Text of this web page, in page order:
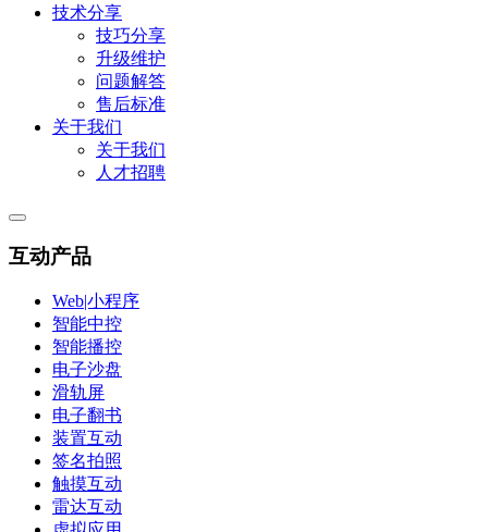
技术分享
技巧分享
升级维护
问题解答
售后标准
关于我们
关于我们
人才招聘
互动产品
Web|小程序
智能中控
智能播控
电子沙盘
滑轨屏
电子翻书
装置互动
签名拍照
触摸互动
雷达互动